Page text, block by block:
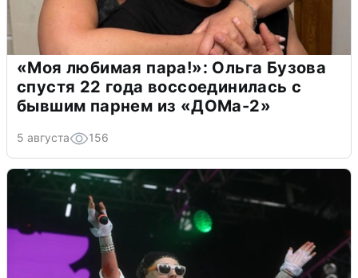
«Моя любимая пара!»: Ольга Бузова
спустя 22 года воссоединилась с
бывшим парнем из «ДОМа-2»
5 августа 156